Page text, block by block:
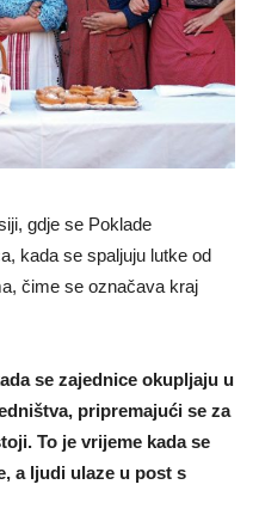
gdje se Poklade
kada se spaljuju lutke od
čime se označava kraj
se zajednice okupljaju u
pripremajući se za
To je vrijeme kada se
a ljudi ulaze u post s